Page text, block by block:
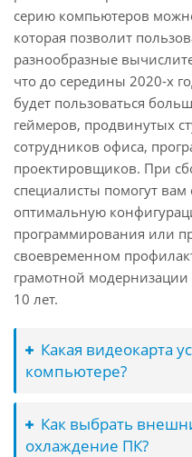
серию компьютеров
которая позволит
разнообразные
что до середины 2020-х
будет пользоваться
геймеров, продвинутых
сотрудников офиса,
проектировщиков. При
специалисты помогут вам
оптимальную
программирования или
своевременном
грамотной
10 лет.
Какая видеокарта
компьютере?
Как выбрать
охлаждение ПК?